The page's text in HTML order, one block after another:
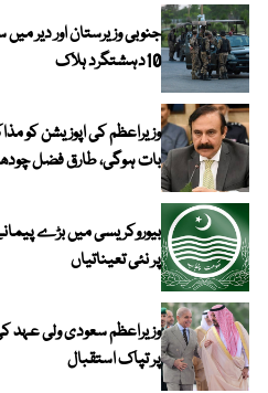
جنوبی وزیرستان اور دیر میں
10دہشتگرد ہلاک
وزیراعظم کی اپوزیشن کو
بات ہوگی، طارق فضل
بیوروکریسی میں بڑے
پر نئی تعیناتیاں
وزیراعظم سعودی ولی
پر تپاک استقبال